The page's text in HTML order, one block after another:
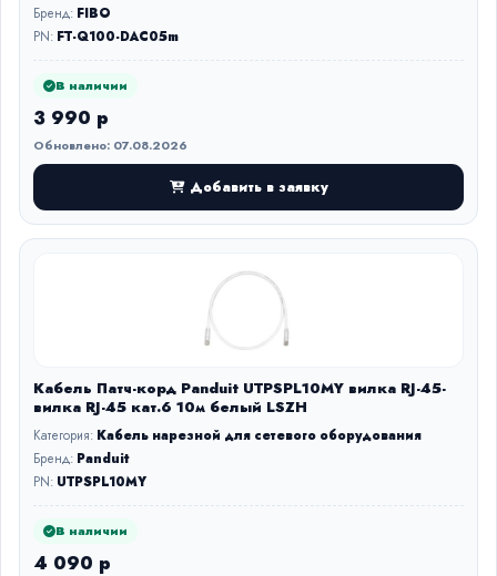
Бренд: FIBO
PN: FT-Q100-DAC05m
В наличии
3 990 р
Обновлено: 07.08.2026
Добавить в заявку
Кабель Патч-корд Panduit UTPSPL10MY вилка RJ-45-
вилка RJ-45 кат.6 10м белый LSZH
Категория: Кабель нарезной для сетевого оборудования
Бренд: Panduit
PN: UTPSPL10MY
В наличии
4 090 р